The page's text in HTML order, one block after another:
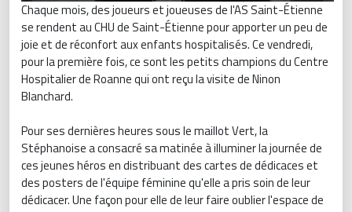
Chaque mois, des joueurs et joueuses de l'AS Saint-Étienne
se rendent au CHU de Saint-Étienne pour apporter un peu de
joie et de réconfort aux enfants hospitalisés. Ce vendredi,
pour la première fois, ce sont les petits champions du Centre
Hospitalier de Roanne qui ont reçu la visite de Ninon
Blanchard.
Pour ses dernières heures sous le maillot Vert, la
Stéphanoise a consacré sa matinée à illuminer la journée de
ces jeunes héros en distribuant des cartes de dédicaces et
des posters de l'équipe féminine qu'elle a pris soin de leur
dédicacer. Une façon pour elle de leur faire oublier l'espace de